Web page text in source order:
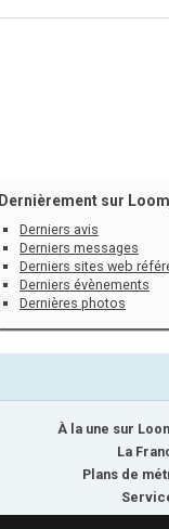
Dernièrement sur
Derniers avis
Derniers messages
Derniers sites web
Derniers évènements
Dernières photos
À la une sur
La
Plans de